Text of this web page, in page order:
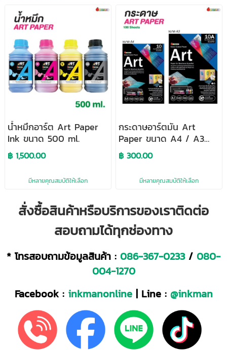
น้ำหมึกอาร์ต Art Paper
Ink ขนาด 500 ml.
฿ 1,500.00
มีหลายคุณสมบัติให้เลือก
กระดาษอาร์ตมัน Art
Paper ขนาด A4 / A3
บรรจุ 100 แผ่น
฿ 300.00
มีหลายคุณสมบัติให้เลือก
สั่งซื้อสินค้าหรือบริการของเราติดต่อ
สอบถามได้ทุกช่องทาง
* โทรสอบถามข้อมูลสินค้า : 086-367-0233 / 080-
004-1270
Facebook : inkmanonline | Line : @inkman